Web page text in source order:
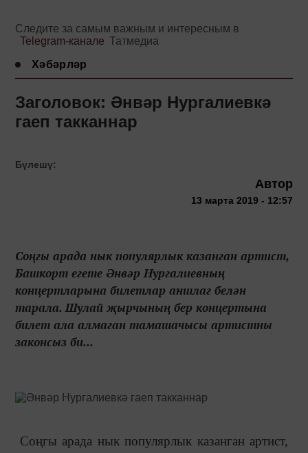
Следите за самым важным и интересным в
Telegram-канале Татмедиа
Хәбәрләр
Заголовок: Әнвәр Нургалиевкә
гаеп такканнар
Бүлешү:
Автор
13 марта 2019 - 12:57
Соңгы арада нык популярлык казанган артист,
Башкорт егете Әнвәр Нургалиевның
концертларына билетлар аншлаг белән
тарала. Шулай җырчының бер концертына
билет ала алмаган тамашачысы артистны
законсыз би...
Соңгы арада нык популярлык казанган артист,